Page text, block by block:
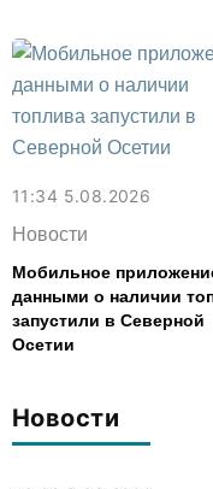
Новости
11:34 5.08.2026
Новости
Мобильное
данными о наличии
запустили в Северной
Осетии